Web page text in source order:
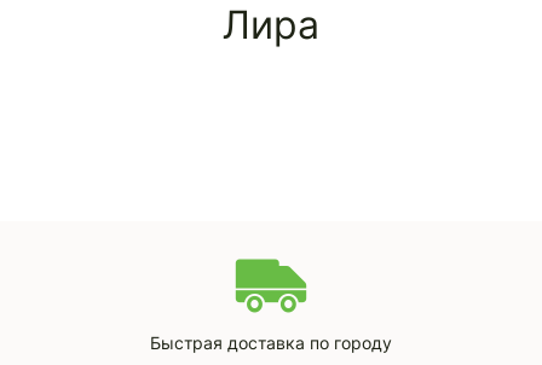
Лира
Быстрая доставка по городу